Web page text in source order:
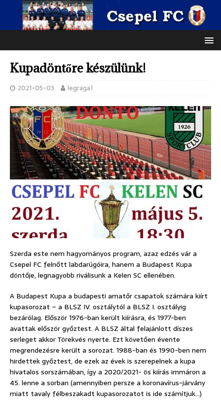
Kupadöntőre készülünk!
2021-05-03 legraga1
Szerda este nem hagyományos program, azaz edzés vár a
Csepel FC felnőtt labdarúgóira, hanem a Budapest Kupa
döntője, legnagyobb riválisunk a Kelen SC ellenében.
A Budapest Kupa a budapesti amatőr csapatok számára kiírt
kupasorozat – a BLSZ IV. osztálytól a BLSZ I. osztályig
bezárólag. Először 1976-ban került kiírásra, és 1977-ben
avattak először győztest. A BLSZ által felajánlott díszes
serleget akkor Törekvés nyerte. Ezt követően évente
megrendezésre került a sorozat. 1988-ban és 1990-ben nem
hirdettek győztest, de ezek az évek is szerepelnek a kupa
hivatalos sorszámában, így a 2020/2021- ös kiírás immáron a
45. lenne a sorban (amennyiben persze a koronavírus-járvány
miatt tavaly félbeszakadt kupasorozatot is ide számítjuk…)